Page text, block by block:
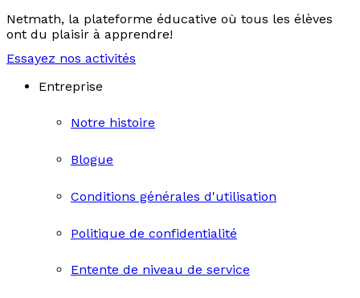
Netmath, la plateforme éducative où tous les élèves
ont du plaisir à apprendre!
Essayez nos activités
Entreprise
Notre histoire
Blogue
Conditions générales d'utilisation
Politique de confidentialité
Entente de niveau de service